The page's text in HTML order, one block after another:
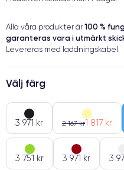
Alla våra produkter är 100 %
garanteras vara i utmärkt
Levereras med laddningskabel.
Välj färg
3 971 kr 2 167 kr1 817 kr
3 751 kr 3 971 kr 3